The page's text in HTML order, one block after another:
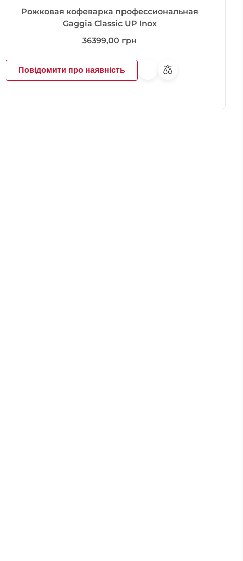
Рожковая кофеварка профессиональная
Gaggia Classic UP Inox
36399,00 грн
Повідомити про наявність